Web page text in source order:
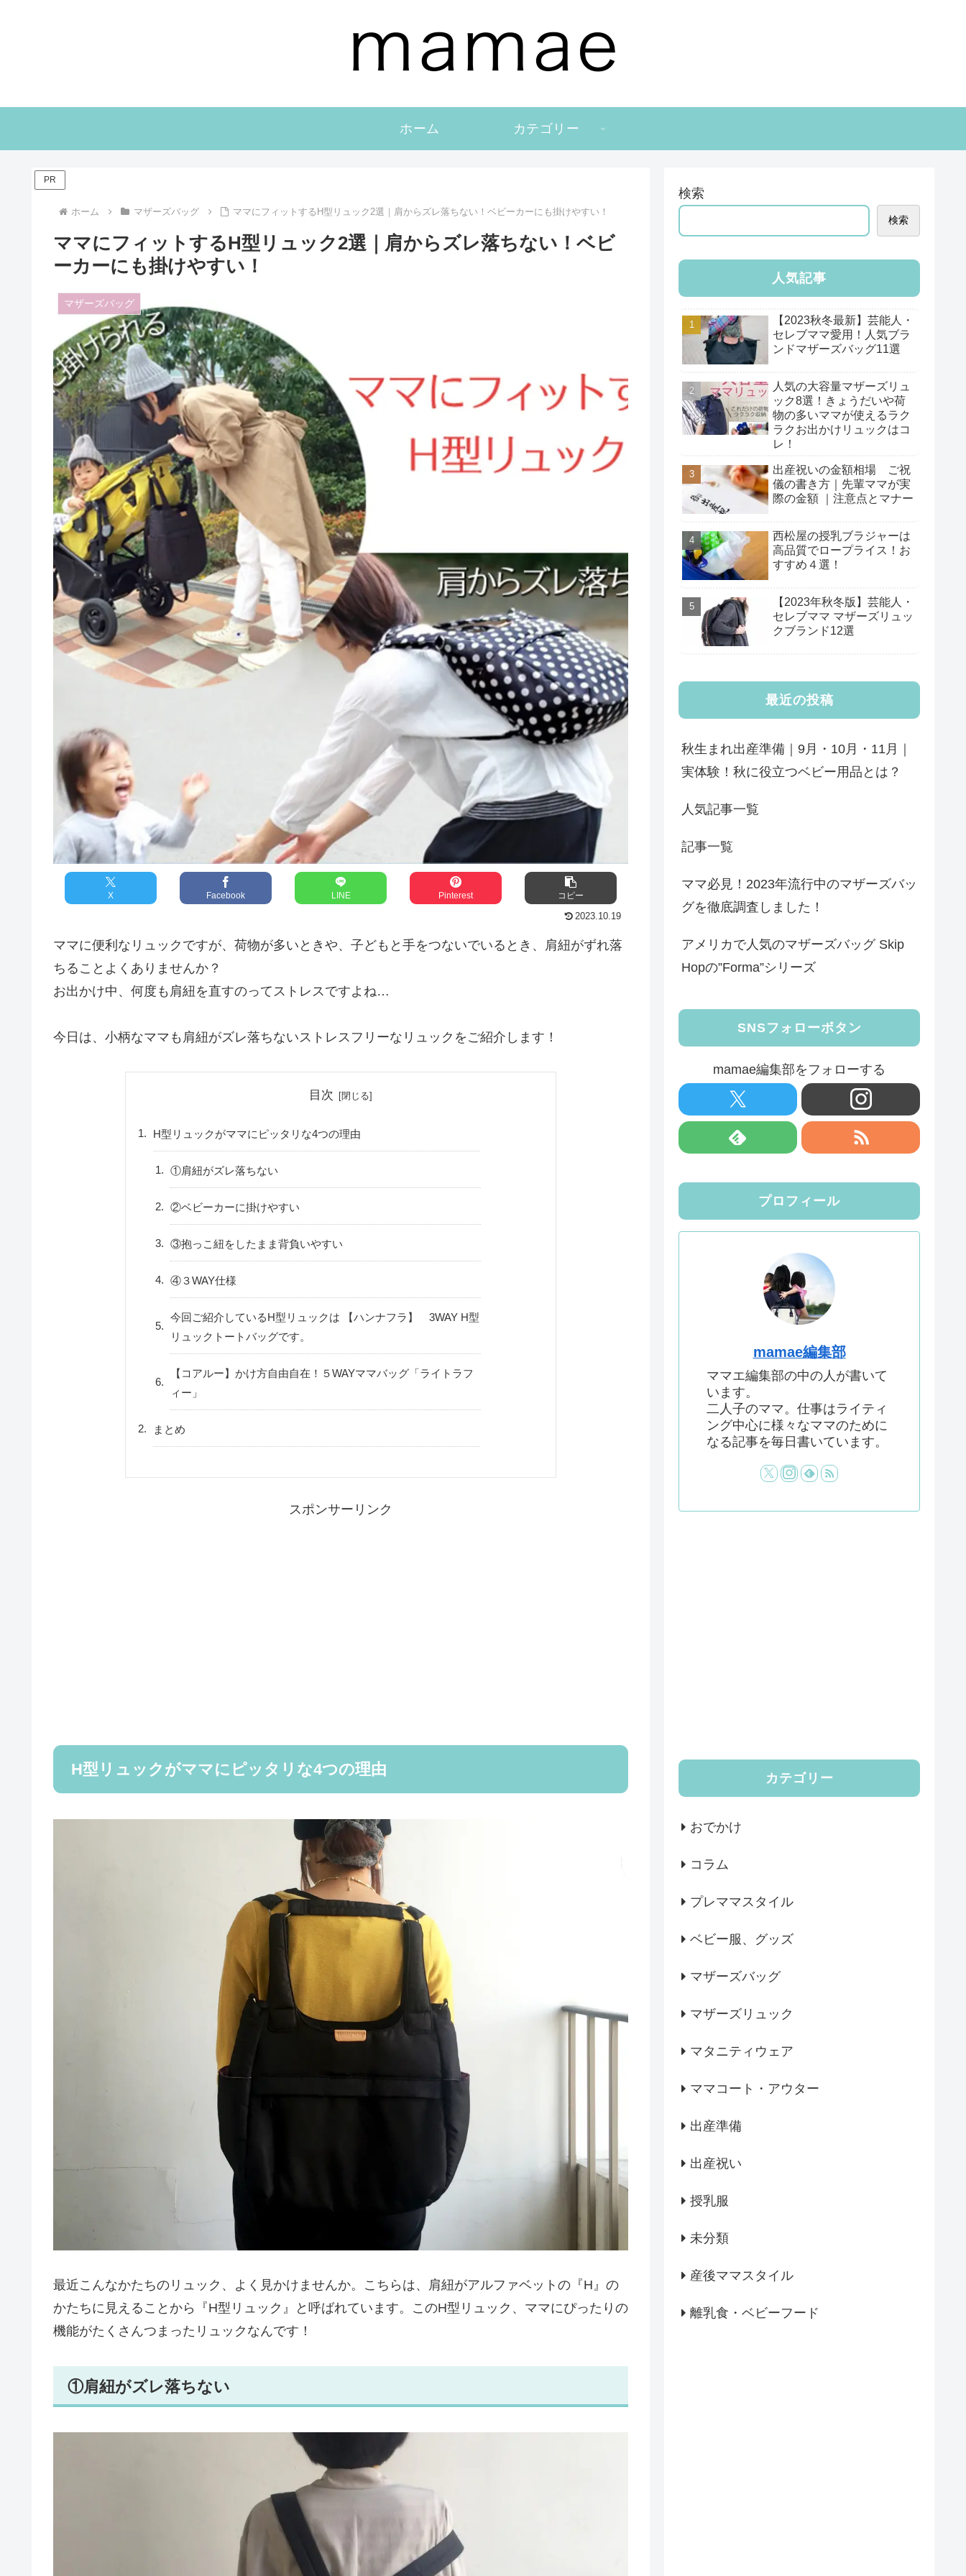
ホーム カテゴリー
PR
ホーム マザーズバッグ ママにフィットするH型リュック2選｜肩からズレ落ちない！ベビーカーにも掛けやすい！
ママにフィットするH型リュック2選｜肩からズレ落ちない！ベビ
ーカーにも掛けやすい！
マザーズバッグ
X Facebook LINE Pinterest コピー
2023.10.19
ママに便利なリュックですが、荷物が多いときや、子どもと手をつないでいるとき、肩紐がずれ落
ちることよくありませんか？
お出かけ中、何度も肩紐を直すのってストレスですよね…
今日は、小柄なママも肩紐がズレ落ちないストレスフリーなリュックをご紹介します！
目次
H型リュックがママにピッタリな4つの理由
①肩紐がズレ落ちない
②ベビーカーに掛けやすい
③抱っこ紐をしたまま背負いやすい
④３WAY仕様
今回ご紹介しているH型リュックは 【ハンナフラ】 3WAY H型
リュックトートバッグです。
【コアルー】かけ方自由自在！５WAYママバッグ「ライトラフ
ィー」
まとめ
スポンサーリンク
H型リュックがママにピッタリな4つの理由
最近こんなかたちのリュック、よく見かけませんか。こちらは、肩紐がアルファベットの『H』の
かたちに見えることから『H型リュック』と呼ばれています。このH型リュック、ママにぴったりの
機能がたくさんつまったリュックなんです！
①肩紐がズレ落ちない
検索
検索
人気記事
【2023秋冬最新】芸能人・
セレブママ愛用！人気ブラ
ンドマザーズバッグ11選
人気の大容量マザーズリュ
ック8選！きょうだいや荷
物の多いママが使えるラク
ラクお出かけリュックはコ
レ！
出産祝いの金額相場 ご祝
儀の書き方｜先輩ママが実
際の金額 ｜注意点とマナー
西松屋の授乳ブラジャーは
高品質でロープライス！お
すすめ４選！
【2023年秋冬版】芸能人・
セレブママ マザーズリュッ
クブランド12選
最近の投稿
秋生まれ出産準備｜9月・10月・11月｜
実体験！秋に役立つベビー用品とは？
人気記事一覧
記事一覧
ママ必見！2023年流行中のマザーズバッ
グを徹底調査しました！
アメリカで人気のマザーズバッグ Skip
Hopの”Forma”シリーズ
SNSフォローボタン
mamae編集部をフォローする
プロフィール
mamae編集部
ママエ編集部の中の人が書いて
います。
二人子のママ。仕事はライティ
ング中心に様々なママのために
なる記事を毎日書いています。
カテゴリー
おでかけ
コラム
プレママスタイル
ベビー服、グッズ
マザーズバッグ
マザーズリュック
マタニティウェア
ママコート・アウター
出産準備
出産祝い
授乳服
未分類
産後ママスタイル
離乳食・ベビーフード